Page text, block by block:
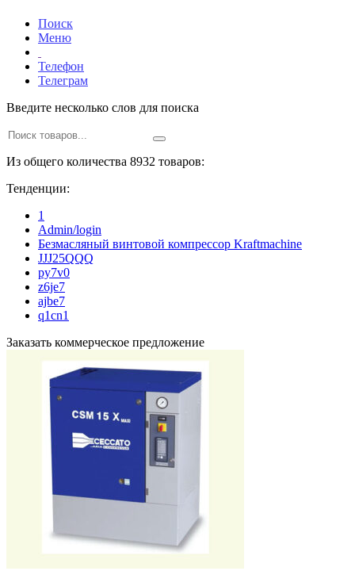
Поиск
Меню
Телефон
Телеграм
Введите несколько слов для поиска
Из общего количества 8932 товаров:
Тенденции:
1
Admin/login
Безмасляный винтовой компрессор Kraftmaсhine
JJJ25QQQ
py7v0
z6je7
ajbe7
q1cn1
Заказать коммерческое предложение